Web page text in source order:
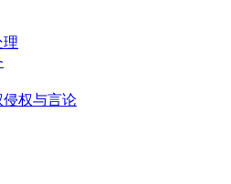
理
权与言论